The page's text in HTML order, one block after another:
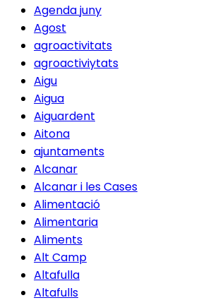
Agenda juny
Agost
agroactivitats
agroactiviytats
Aigu
Aigua
Aiguardent
Aitona
ajuntaments
Alcanar
Alcanar i les Cases
Alimentació
Alimentaria
Aliments
Alt Camp
Altafulla
Altafulls